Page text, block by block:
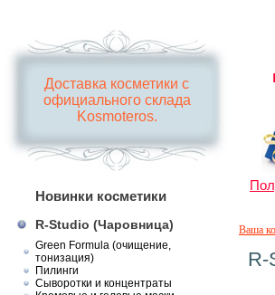
Доставка косметики с
официального склада
Kosmoteros.
Новинки косметики
R-Studio (Чаровница)
Green Formula (очищение,
тонизация)
Пилинги
Сыворотки и концентраты
Ваша
R-